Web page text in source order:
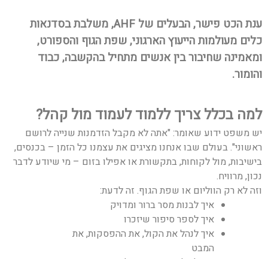
ענת הכט פישר, הבעלים של AHF, משלבת בסדנאות
כלים מעולמות הייעוץ הארגוני, שפת הגוף והספורט,
ומאמינה שחיבור בין אנשים מתחיל בהקשבה, כבוד
והומור.
למה בכלל צריך ללמוד לעמוד מול קהל?
יש משפט ידוע שאומר: "אתה לא מקבל הזדמנות שנייה לרושם
ראשוני". בעולם שבו אנחנו מציגים את עצמנו כל הזמן – בכנסים,
בישיבות, מול לקוחות, בתקשורת או אפילו בזום – מי שיודע לדבר
נכון, מרוויח.
וזה לא רק הווליום או שפת הגוף. זה לדעת:
איך לבנות מסר ברור ומדויק
איך לספר סיפור שיזכרו
איך לנהל את הקול, את ההפסקות, את
המבט